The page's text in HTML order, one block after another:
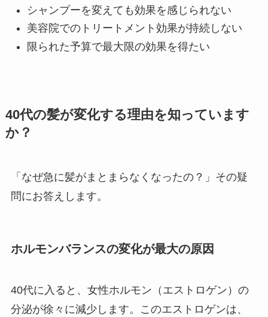
シャンプーを変えても効果を感じられない
美容院でのトリートメント効果が持続しない
限られた予算で最大限の効果を得たい
40代の髪が変化する理由を知っています
か？
「なぜ急に髪がまとまらなくなったの？」その疑
問にお答えします。
ホルモンバランスの変化が最大の原因
40代に入ると、女性ホルモン（エストロゲン）の
分泌が徐々に減少します。このエストロゲンは、